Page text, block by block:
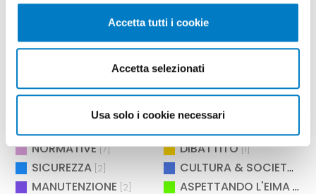
Accetta tutti i cookie
Accetta selezionati
Usa solo i cookie necessari
MONDO DIGITALE [1] EIMA CAMPUS
DOSSIER [7] ANTEPRIMA [32]
SCENARIO
BIOECONOMIA [27] TRENDS [1]
COMMERCIO [1] NUOVI ASSSOCIATI
NORMATIVE [7] DIBATTITO [1]
SICUREZZA [2] CULTURA & SOCIETÀ
MANUTENZIONE [2] ASPETTANDO L'EIMA [4]